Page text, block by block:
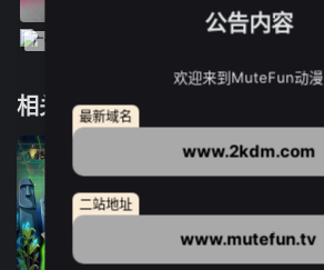
相关推荐
公告内容
欢迎来到MuteFun动漫
最新域名
www.2kdm.com
二站地址
www.mutefun.tv